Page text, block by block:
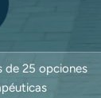
de 25 opciones